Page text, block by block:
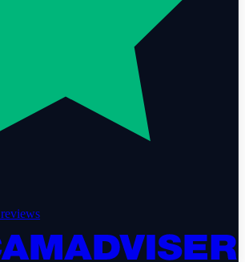
reviews